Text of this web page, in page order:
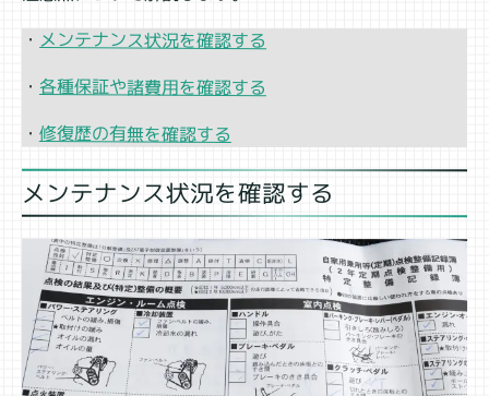
・ メンテナンス状況を確認する
・ 各種保証や諸費用を確認する
・ 修復歴の有無を確認する
メンテナンス状況を確認する